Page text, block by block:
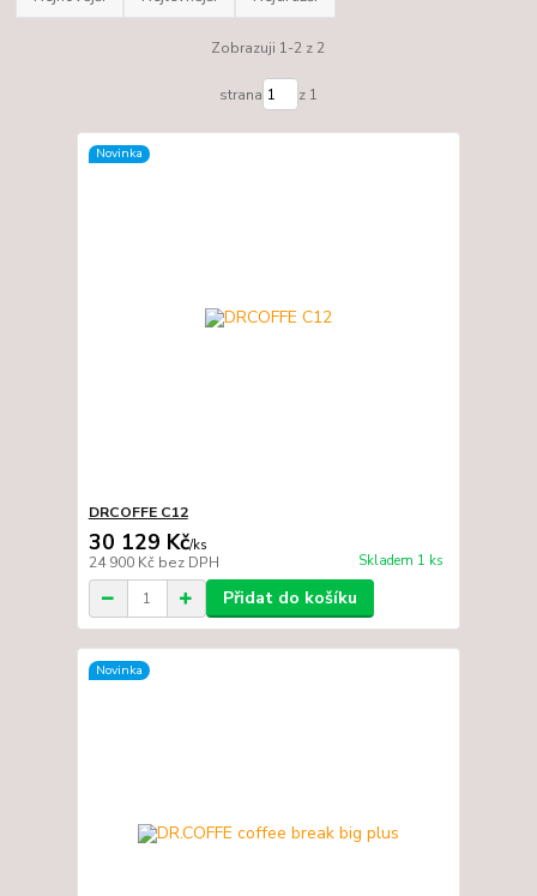
Zobrazuji 1-2 z 2
strana z 1
Novinka
DRCOFFE C12
30 129 Kč/ks
24 900 Kč bez DPH Skladem 1 ks
Přidat do košíku
Novinka